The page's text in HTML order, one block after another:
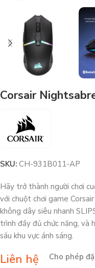
Corsair
SKU: CH-931B011-AP
Hãy trở thành người chơi
với chuột chơi game
không dây siêu nhanh
trình đầy đủ chức năng, và
sáu khu vực ánh sáng.
Liên hệ Cho phép